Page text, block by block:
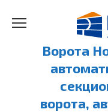
Ворота
ворота,